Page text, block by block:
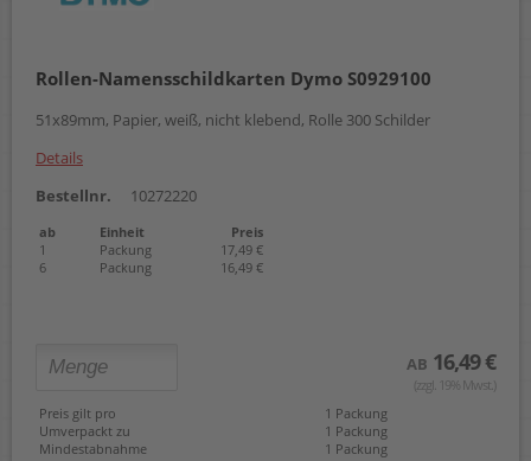
Rollen-Namensschildkarten Dymo S0929100
51x89mm, Papier, weiß, nicht klebend, Rolle 300 Schilder
Details
Bestellnr.
10272220
ab Einheit
Preis
1
Packung
17,49 €
6
Packung 16,49 €
AB 16,49 €
(zzgl. 19% Mwst.)
Preis gilt pro
1 Packung
Umverpackt zu
1 Packung
Mindestabnahme
1 Packung